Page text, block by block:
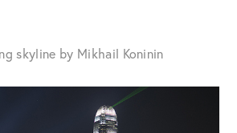
skyline by Mikhail Koninin